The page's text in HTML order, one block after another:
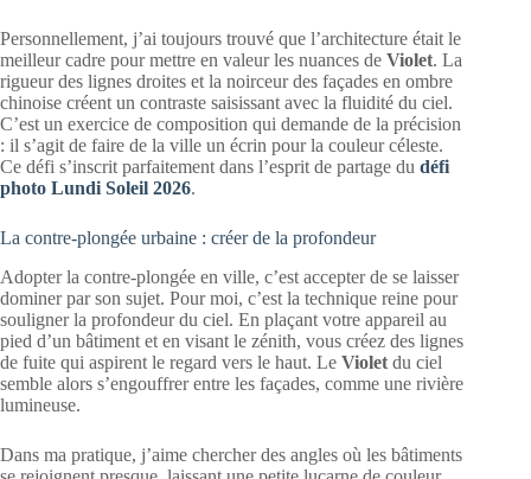
Personnellement, j’ai toujours trouvé que l’architecture était le
meilleur cadre pour mettre en valeur les nuances de Violet. La
rigueur des lignes droites et la noirceur des façades en ombre
chinoise créent un contraste saisissant avec la fluidité du ciel.
C’est un exercice de composition qui demande de la précision
: il s’agit de faire de la ville un écrin pour la couleur céleste.
Ce défi s’inscrit parfaitement dans l’esprit de partage du défi
photo Lundi Soleil 2026.
La contre-plongée urbaine : créer de la profondeur
Adopter la contre-plongée en ville, c’est accepter de se laisser
dominer par son sujet. Pour moi, c’est la technique reine pour
souligner la profondeur du ciel. En plaçant votre appareil au
pied d’un bâtiment et en visant le zénith, vous créez des lignes
de fuite qui aspirent le regard vers le haut. Le Violet du ciel
semble alors s’engouffrer entre les façades, comme une rivière
lumineuse.
Dans ma pratique, j’aime chercher des angles où les bâtiments